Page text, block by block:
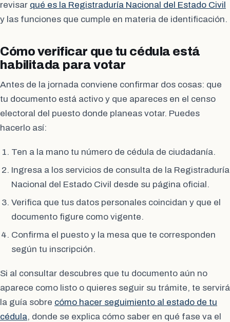
revisar qué es la Registraduría Nacional del Estado Civil
y las funciones que cumple en materia de identificación.
Cómo verificar que tu cédula está
habilitada para votar
Antes de la jornada conviene confirmar dos cosas: que
tu documento está activo y que apareces en el censo
electoral del puesto donde planeas votar. Puedes
hacerlo así:
Ten a la mano tu número de cédula de ciudadanía.
Ingresa a los servicios de consulta de la Registraduría
Nacional del Estado Civil desde su página oficial.
Verifica que tus datos personales coincidan y que el
documento figure como vigente.
Confirma el puesto y la mesa que te corresponden
según tu inscripción.
Si al consultar descubres que tu documento aún no
aparece como listo o quieres seguir su trámite, te servirá
la guía sobre cómo hacer seguimiento al estado de tu
cédula, donde se explica cómo saber en qué fase va el